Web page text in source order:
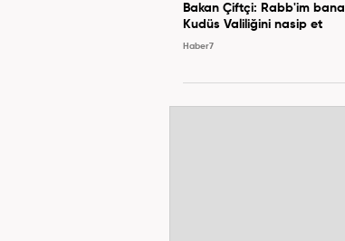
Bakan Çiftçi: Rabb'im bana
Kudüs Valiliğini nasip et
Haber7